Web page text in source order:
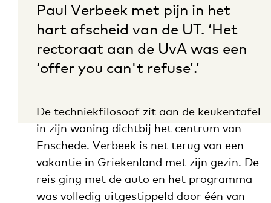
Paul Verbeek met pijn in het
hart afscheid van de UT. ‘Het
rectoraat aan de UvA was een
‘offer you can't refuse’.’
De techniekfilosoof zit aan de keukentafel
in zijn woning dichtbij het centrum van
Enschede. Verbeek is net terug van een
vakantie in Griekenland met zijn gezin. De
reis ging met de auto en het programma
was volledig uitgestippeld door één van